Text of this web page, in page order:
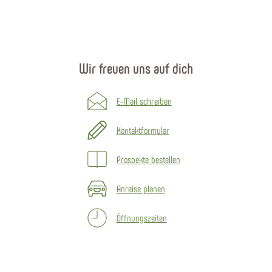
Wir freuen uns auf dich
E-Mail schreiben
Kontaktformular
Prospekte bestellen
Anreise planen
Öffnungszeiten